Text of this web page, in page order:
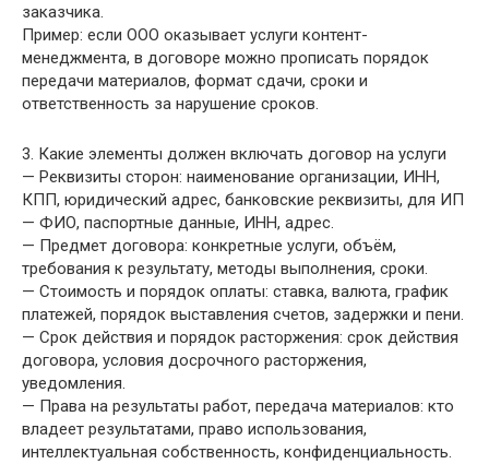
заказчика.
Пример: если ООО оказывает услуги контент-
менеджмента, в договоре можно прописать порядок
передачи материалов, формат сдачи, сроки и
ответственность за нарушение сроков.
3. Какие элементы должен включать договор на услуги
— Реквизиты сторон: наименование организации, ИНН,
КПП, юридический адрес, банковские реквизиты, для ИП
— ФИО, паспортные данные, ИНН, адрес.
— Предмет договора: конкретные услуги, объём,
требования к результату, методы выполнения, сроки.
— Стоимость и порядок оплаты: ставка, валюта, график
платежей, порядок выставления счетов, задержки и пени.
— Срок действия и порядок расторжения: срок действия
договора, условия досрочного расторжения,
уведомления.
— Права на результаты работ, передача материалов: кто
владеет результатами, право использования,
интеллектуальная собственность, конфиденциальность.